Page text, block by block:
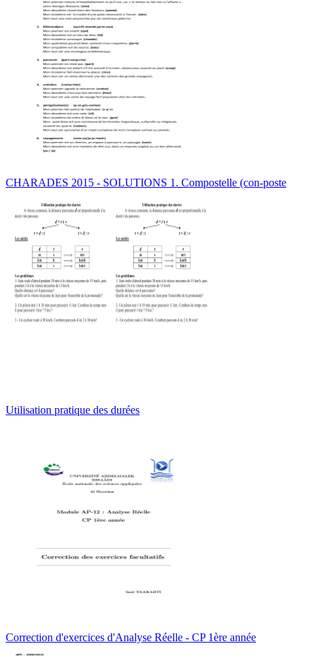
CHARADES 2015 - SOLUTIONS 1. Compostelle (con-poste
Utilisation pratique des durées
Correction d'exercices d'Analyse Réelle - CP 1ère année